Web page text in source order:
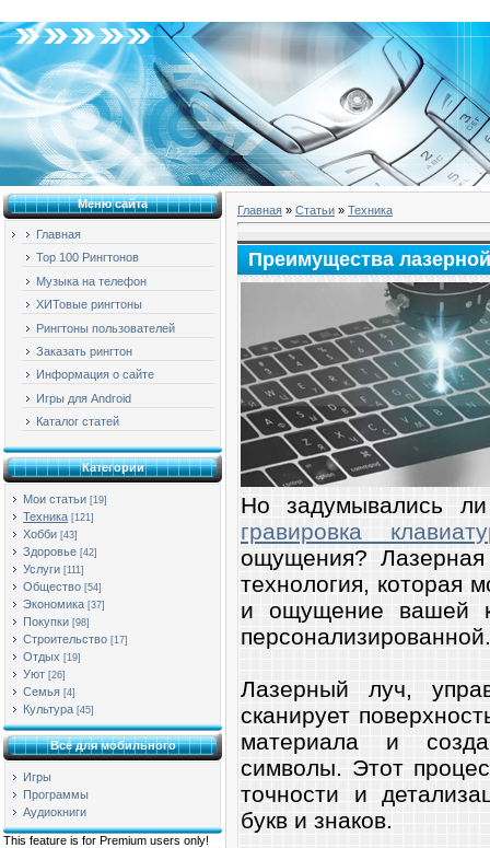
Меню сайта
Главная
Top 100 Рингтонов
Музыка на телефон
ХИТовые рингтоны
Рингтоны пользователей
Заказать рингтон
Информация о сайте
Игры для Android
Каталог статей
Категории
Мои статьи [19]
Техника [121]
Хобби [43]
Здоровье [42]
Услуги [111]
Общество [54]
Экономика [37]
Покупки [98]
Строительство [17]
Отдых [19]
Уют [26]
Семья [4]
Культура [45]
Всё для мобильного
Игры
Программы
Аудиокниги
This feature is for Premium users only!
Главная » Статьи » Техника
Преимущества
Но задумывались
гравировка
ощущения?
технология, которая
и ощущение вашей
Лазерный луч,
сканирует
материала и
символы. Этот
точности и
букв и знаков.